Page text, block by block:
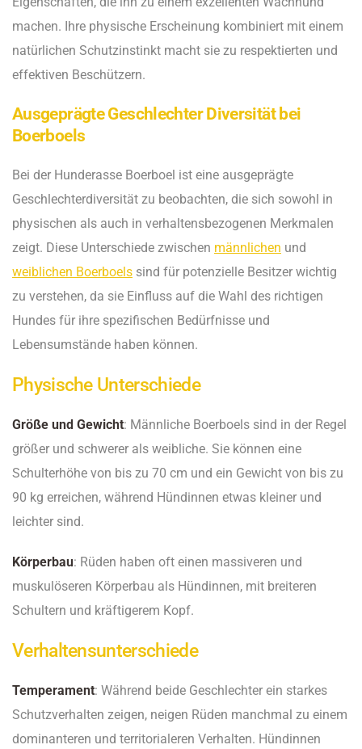
machen. Ihre physische Erscheinung kombiniert mit einem
natürlichen Schutzinstinkt macht sie zu respektierten und
effektiven Beschützern.
Ausgeprägte Geschlechter Diversität bei
Boerboels
Bei der Hunderasse Boerboel ist eine ausgeprägte
Geschlechterdiversität zu beobachten, die sich sowohl in
physischen als auch in verhaltensbezogenen Merkmalen
zeigt. Diese Unterschiede zwischen männlichen und
weiblichen Boerboels sind für potenzielle Besitzer wichtig
zu verstehen, da sie Einfluss auf die Wahl des richtigen
Hundes für ihre spezifischen Bedürfnisse und
Lebensumstände haben können.
Physische Unterschiede
Größe und Gewicht: Männliche Boerboels sind in der Regel
größer und schwerer als weibliche. Sie können eine
Schulterhöhe von bis zu 70 cm und ein Gewicht von bis zu
90 kg erreichen, während Hündinnen etwas kleiner und
leichter sind.
Körperbau: Rüden haben oft einen massiveren und
muskulöseren Körperbau als Hündinnen, mit breiteren
Schultern und kräftigerem Kopf.
Verhaltensunterschiede
Temperament: Während beide Geschlechter ein starkes
Schutzverhalten zeigen, neigen Rüden manchmal zu einem
dominanteren und territorialeren Verhalten. Hündinnen